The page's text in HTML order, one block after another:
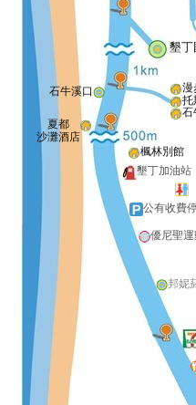
墾丁
石牛溪口
夏都
沙灘酒店
托
石
漫
墾丁加油站
公有收費
邦妮
楓林別館
優尼聖